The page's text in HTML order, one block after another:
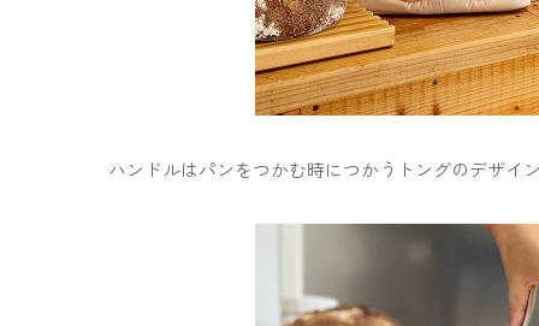
ハンドルはパンをつかむ時につかうトングのデザイ